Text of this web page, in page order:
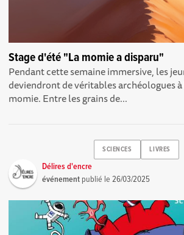
Stage d'été "La momie a disparu"
Pendant cette semaine immersive, les
deviendront de véritables archéologues
momie. Entre les grains de...
SCIENCES LIVRES
Délires d'encre
événement publié le26/03/2025